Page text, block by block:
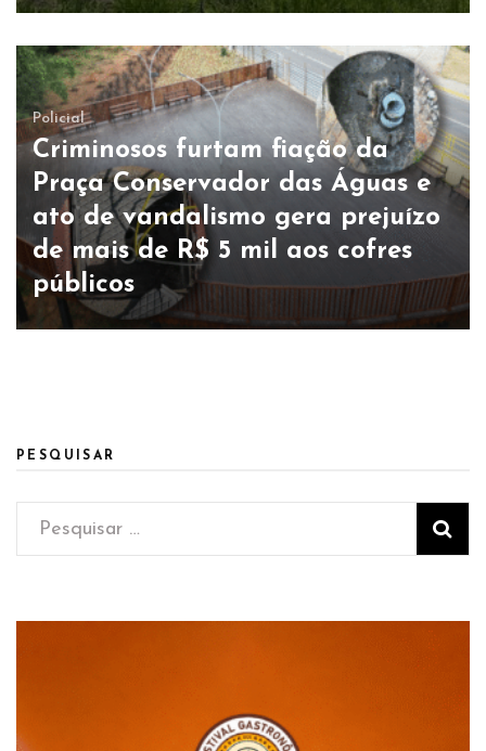
Policial
Criminosos furtam fiação da
Praça Conservador das Águas e
ato de vandalismo gera prejuízo
de mais de R$ 5 mil aos cofres
públicos
PESQUISAR
Pesquisar
por: